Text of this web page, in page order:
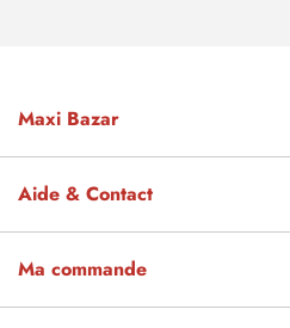
Maxi Bazar
Aide & Contact
Ma commande